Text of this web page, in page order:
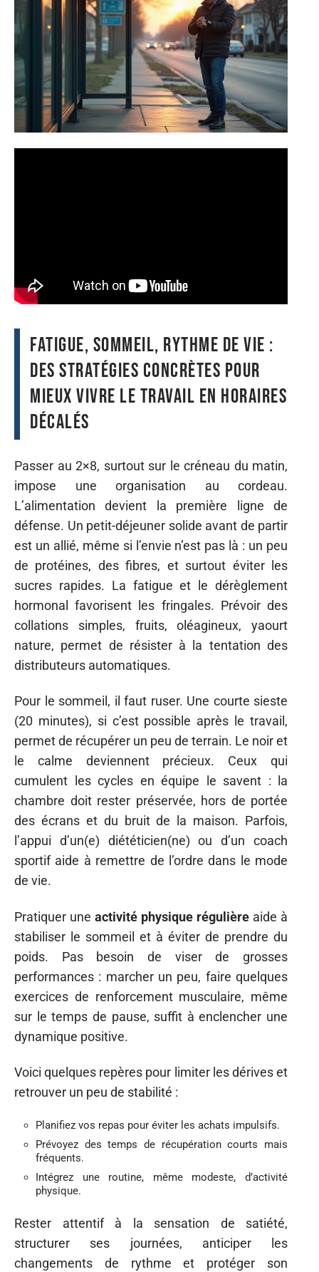
Fatigue, sommeil, rythme de vie :
des stratégies concrètes pour
mieux vivre le travail en horaires
décalés
Passer au 2×8, surtout sur le créneau du matin,
impose une organisation au cordeau.
L’alimentation devient la première ligne de
défense. Un petit-déjeuner solide avant de partir
est un allié, même si l’envie n’est pas là : un peu
de protéines, des fibres, et surtout éviter les
sucres rapides. La fatigue et le dérèglement
hormonal favorisent les fringales. Prévoir des
collations simples, fruits, oléagineux, yaourt
nature, permet de résister à la tentation des
distributeurs automatiques.
Pour le sommeil, il faut ruser. Une courte sieste
(20 minutes), si c’est possible après le travail,
permet de récupérer un peu de terrain. Le noir et
le calme deviennent précieux. Ceux qui
cumulent les cycles en équipe le savent : la
chambre doit rester préservée, hors de portée
des écrans et du bruit de la maison. Parfois,
l’appui d’un(e) diététicien(ne) ou d’un coach
sportif aide à remettre de l’ordre dans le mode
de vie.
Pratiquer une activité physique régulière aide à
stabiliser le sommeil et à éviter de prendre du
poids. Pas besoin de viser de grosses
performances : marcher un peu, faire quelques
exercices de renforcement musculaire, même
sur le temps de pause, suffit à enclencher une
dynamique positive.
Voici quelques repères pour limiter les dérives et
retrouver un peu de stabilité :
Planifiez vos repas pour éviter les achats impulsifs.
Prévoyez des temps de récupération courts mais
fréquents.
Intégrez une routine, même modeste, d’activité
physique.
Rester attentif à la sensation de satiété,
structurer ses journées, anticiper les
changements de rythme et protéger son